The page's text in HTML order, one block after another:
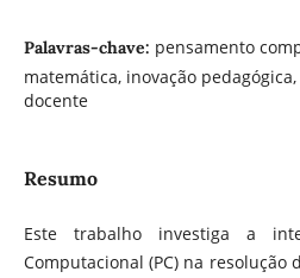
Palavras-chave: pensamento
matemática, inovação
docente
Resumo
Este trabalho investiga a
Computacional (PC) na resolução